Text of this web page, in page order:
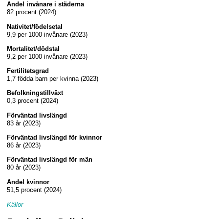
Andel invånare i städerna
82 procent (2024)
Nativitet/födelsetal
9,9 per 1000 invånare (2023)
Mortalitet/dödstal
9,2 per 1000 invånare (2023)
Fertilitetsgrad
1,7 födda barn per kvinna (2023)
Befolkningstillväxt
0,3 procent (2024)
Förväntad livslängd
83 år (2023)
Förväntad livslängd för kvinnor
86 år (2023)
Förväntad livslängd för män
80 år (2023)
Andel kvinnor
51,5 procent (2024)
Källor